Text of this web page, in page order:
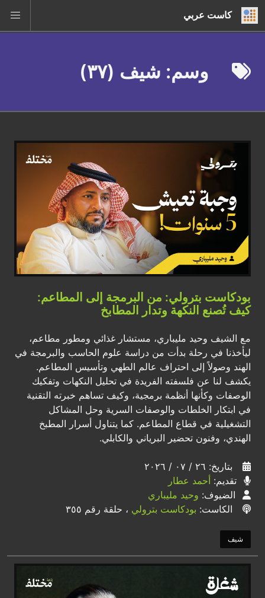
كاست عربي
وسم: شيف (٣٧)
بودكاست بترولي: من البرمجة إلى المطاعم:
كيف تُصنع النكهة وتدار المطابخ
مع الشيف وحيد مليباري، مستشار غذائي ومطور مطاعم،
ليأخذنا في رحلة بدأت من دراسة علوم الحاسب والبرمجة في
الهند وصولاً إلى احتراف عالم الطهي وتأسيس المطاعم.
يكشف لنا عن فلسفته الفريدة في تحليل النكهات وتفكيك
الوصفات وكأنها أنظمة برمجية، وكيف تساهم خبرته التقنية
في ابتكار الخلطات والوصفات السرية وحل المشاكل
التشغيلية في قطاع المطاعم. كما يتناول أسرار المطبخ
الهندي، وفنون تحضير البرياني والكابلي.
بتاريخ: ٢٦ / ٠٧ / ٢٠٢٦
تقديم: أحمد عطار
الضيوف: وحيد مليباري
الكاست: بودكاست بترولي ، حلقة رقم ٣٥٥
شيف